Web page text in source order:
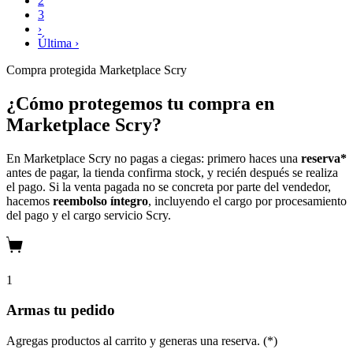
3
›
Última ›
Compra protegida Marketplace Scry
¿Cómo protegemos tu compra en
Marketplace Scry?
En Marketplace Scry no pagas a ciegas: primero haces una reserva*
antes de pagar, la tienda confirma stock, y recién después se realiza
el pago. Si la venta pagada no se concreta por parte del vendedor,
hacemos reembolso íntegro, incluyendo el cargo por procesamiento
del pago y el cargo servicio Scry.
1
Armas tu pedido
Agregas productos al carrito y generas una reserva. (*)